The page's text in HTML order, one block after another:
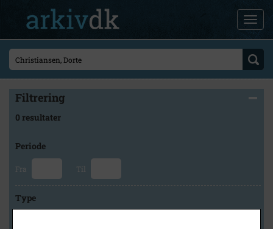
Filtrering
0 resultater
Periode
Fra Til
Type